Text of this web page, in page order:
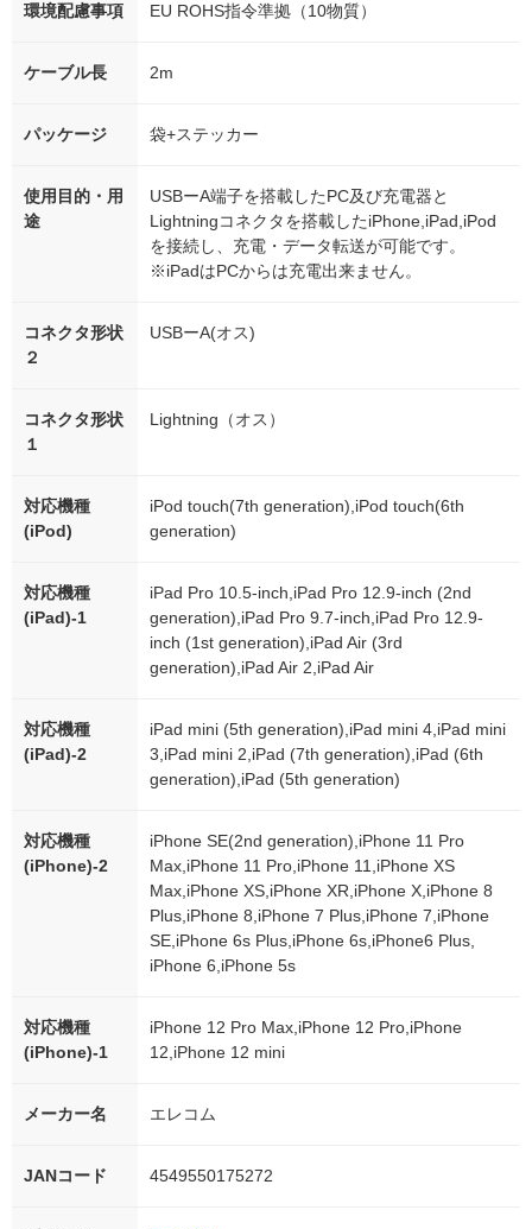
環境配慮事項 EU ROHS指令準拠（10物質）
ケーブル長 2m
パッケージ 袋+ステッカー
使用目的・用
途
USBーA端子を搭載したPC及び充電器と
Lightningコネクタを搭載したiPhone,iPad,iPod
を接続し、充電・データ転送が可能です。
※iPadはPCからは充電出来ません。
コネクタ形状
２
USBーA(オス)
コネクタ形状
１
Lightning（オス）
対応機種
(iPod)
iPod touch(7th generation),iPod touch(6th
generation)
対応機種
(iPad)-1
iPad Pro 10.5-inch,iPad Pro 12.9-inch (2nd
generation),iPad Pro 9.7-inch,iPad Pro 12.9-
inch (1st generation),iPad Air (3rd
generation),iPad Air 2,iPad Air
対応機種
(iPad)-2
iPad mini (5th generation),iPad mini 4,iPad mini
3,iPad mini 2,iPad (7th generation),iPad (6th
generation),iPad (5th generation)
対応機種
(iPhone)-2
iPhone SE(2nd generation),iPhone 11 Pro
Max,iPhone 11 Pro,iPhone 11,iPhone XS
Max,iPhone XS,iPhone XR,iPhone X,iPhone 8
Plus,iPhone 8,iPhone 7 Plus,iPhone 7,iPhone
SE,iPhone 6s Plus,iPhone 6s,iPhone6 Plus,
iPhone 6,iPhone 5s
対応機種
(iPhone)-1
iPhone 12 Pro Max,iPhone 12 Pro,iPhone
12,iPhone 12 mini
メーカー名 エレコム
JANコード 4549550175272